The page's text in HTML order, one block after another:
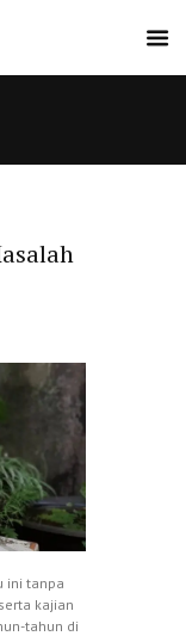
ini tanpa
kajian
tahun di